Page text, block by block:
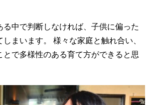
中で判断しなければ、子供に偏った
まいます。 様々な家庭と触れ合い、
とで多様性のある育て方ができると思